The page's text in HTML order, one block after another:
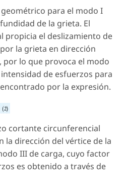
para el modo I
de la grieta. El
propicia el deslizamiento de
la grieta en dirección
por lo que provoca el modo
de esfuerzos para
por la expresión.
cortante circunferencial
la dirección del vértice de la
III de carga, cuyo factor
es obtenido a través de